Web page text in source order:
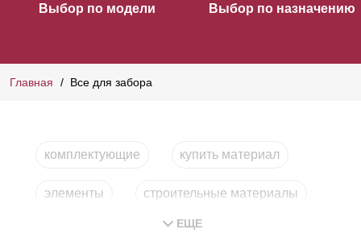
Выбор по модели Выбор по назначению
Главная Все для забора
комплектующие купить материал
элементы строительные материалы
купить материал дешево
ЕЩЕ